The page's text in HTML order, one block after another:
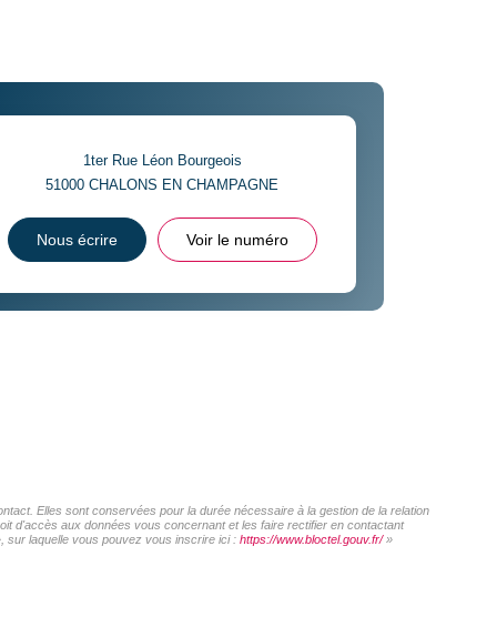
1ter Rue Léon Bourgeois
51000CHALONS EN CHAMPAGNE
Nous écrire Voir le numéro
Elles sont conservées pour la durée nécessaire à la gestion de la relation
d'accès aux données vous concernant et les faire rectifier en contactant
sur laquelle vous pouvez vous inscrire ici : https://www.bloctel.gouv.fr/»